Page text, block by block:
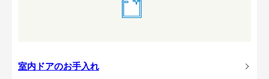
室内ドアのお手入れ